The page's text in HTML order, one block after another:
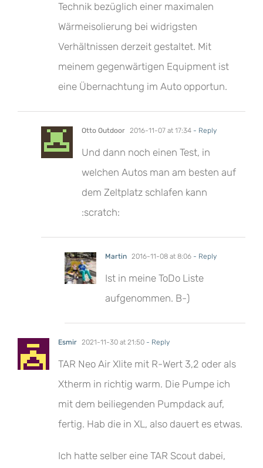
Technik bezüglich einer maximalen
Wärmeisolierung bei widrigsten
Verhältnissen derzeit gestaltet. Mit
meinem gegenwärtigen Equipment ist
eine Übernachtung im Auto opportun.
Otto Outdoor 2016-11-07 at 17:34- Reply
Und dann noch einen Test, in
welchen Autos man am besten auf
dem Zeltplatz schlafen kann
:scratch:
Martin 2016-11-08 at 8:06- Reply
Ist in meine ToDo Liste
aufgenommen. B-)
Esmir 2021-11-30 at 21:50- Reply
TAR Neo Air Xlite mit R-Wert 3,2 oder als
Xtherm in richtig warm. Die Pumpe ich
mit dem beiliegenden Pumpdack auf,
fertig. Hab die in XL, also dauert es etwas.
Ich hatte selber eine TAR Scout dabei,